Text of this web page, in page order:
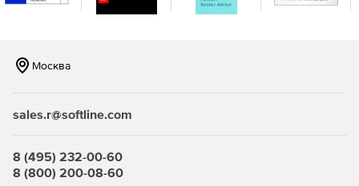
интеграцию.
Москва
sales.r@softline.com
8 (495) 232-00-60
8 (800) 200-08-60